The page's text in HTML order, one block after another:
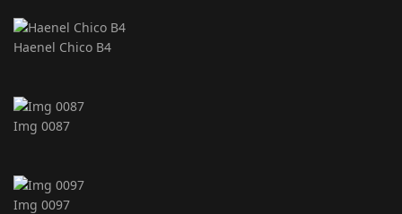
Haenel Chico B4
Img 0087
Img 0097